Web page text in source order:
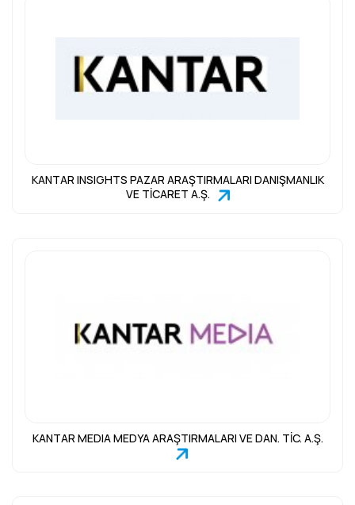
KANTAR INSIGHTS PAZAR ARAŞTIRMALARI DANIŞMANLIK
VE TİCARET A.Ş.
KANTAR MEDIA MEDYA ARAŞTIRMALARI VE DAN. TİC. A.Ş.